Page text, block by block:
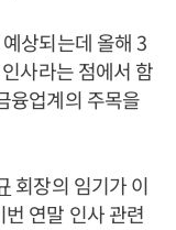
상되는데 올해 3
사라는 점에서 함
융업계의 주목을
회장의 임기가 이
연말 인사 관련